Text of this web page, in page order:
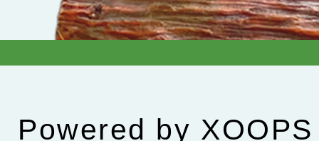
Powered by XOOPS